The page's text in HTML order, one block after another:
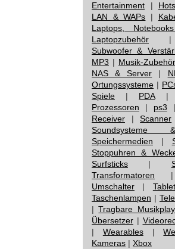
Entertainment |
LAN & WAPs |
Laptops,
Laptopzubehör
Subwoofer &
MP3 | Musik-Zubehör
NAS & Server |
Ortungssysteme |
Spiele | PDA|
Prozessoren | ps3
Receiver |Scanner
Speichermedien |
Stoppuhren &
Surfsticks |
Transformatoren
Umschalter |
Taschenlampen |
|Tragbare
Übersetzer |
| Wearables|
Kameras | Xbox